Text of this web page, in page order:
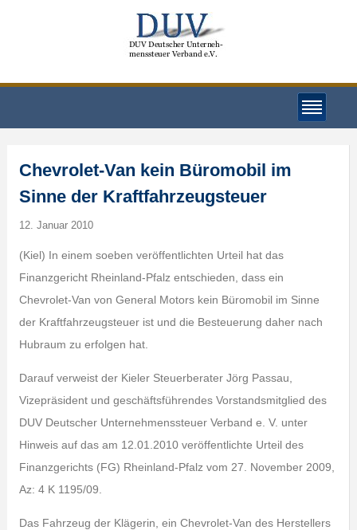
Chevrolet-Van kein Büromobil im
Sinne der Kraftfahrzeugsteuer
12. Januar 2010
(Kiel) In einem soeben veröffentlichten Urteil hat das
Finanzgericht Rheinland-Pfalz entschieden, dass ein
Chevrolet-Van von General Motors kein Büromobil im Sinne
der Kraftfahrzeugsteuer ist und die Besteuerung daher nach
Hubraum zu erfolgen hat.
Darauf verweist der Kieler Steuerberater Jörg Passau,
Vizepräsident und geschäftsführendes Vorstandsmitglied des
DUV Deutscher Unternehmenssteuer Verband e. V. unter
Hinweis auf das am 12.01.2010 veröffentlichte Urteil des
Finanzgerichts (FG) Rheinland-Pfalz vom 27. November 2009,
Az: 4 K 1195/09.
Das Fahrzeug der Klägerin, ein Chevrolet-Van des Herstellers